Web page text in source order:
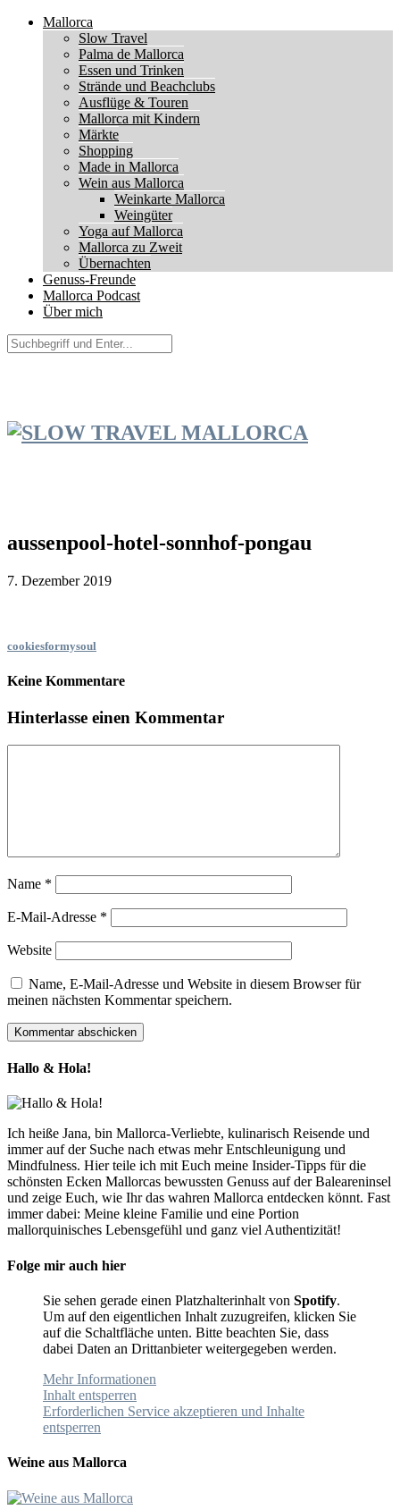
Mallorca
Slow Travel
Palma de Mallorca
Essen und Trinken
Strände und Beachclubs
Ausflüge & Touren
Mallorca mit Kindern
Märkte
Shopping
Made in Mallorca
Wein aus Mallorca
Weinkarte Mallorca
Weingüter
Yoga auf Mallorca
Mallorca zu Zweit
Übernachten
Genuss-Freunde
Mallorca Podcast
Über mich
aussenpool-hotel-sonnhof-pongau
7. Dezember 2019
cookiesformysoul
Keine Kommentare
Hinterlasse einen Kommentar
Name *
E-Mail-Adresse *
Website
Name, E-Mail-Adresse und Website in diesem Browser für
meinen nächsten Kommentar speichern.
Hallo & Hola!
Ich heiße Jana, bin Mallorca-Verliebte, kulinarisch Reisende und
immer auf der Suche nach etwas mehr Entschleunigung und
Mindfulness. Hier teile ich mit Euch meine Insider-Tipps für die
schönsten Ecken Mallorcas bewussten Genuss auf der Baleareninsel
und zeige Euch, wie Ihr das wahren Mallorca entdecken könnt. Fast
immer dabei: Meine kleine Familie und eine Portion
mallorquinisches Lebensgefühl und ganz viel Authentizität!
Folge mir auch hier
Sie sehen gerade einen Platzhalterinhalt von Spotify.
Um auf den eigentlichen Inhalt zuzugreifen, klicken Sie
auf die Schaltfläche unten. Bitte beachten Sie, dass
dabei Daten an Drittanbieter weitergegeben werden.
Mehr Informationen
Inhalt entsperren
Erforderlichen Service akzeptieren und Inhalte
entsperren
Weine aus Mallorca